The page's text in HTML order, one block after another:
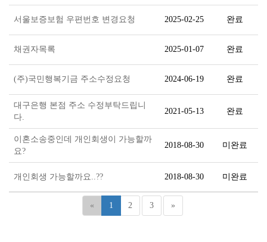
서울보증보험 우편번호 변경요청 2025-02-25 완료
채권자목록 2025-01-07 완료
(주)국민행복기금 주소수정요청 2024-06-19 완료
대구은행 본점 주소 수정부탁드립니
다.
2021-05-13 완료
이혼소송중인데 개인회생이 가능할까
요?
2018-08-30 미완료
개인회생 가능할까요..?? 2018-08-30 미완료
« 1 2 3 »